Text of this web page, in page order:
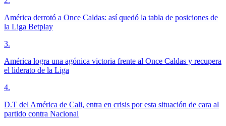
América derrotó a Once Caldas: así quedó la tabla de posiciones de
la Liga Betplay
3.
América logra una agónica victoria frente al Once Caldas y recupera
el liderato de la Liga
4.
D.T del América de Cali, entra en crisis por esta situación de cara al
partido contra Nacional